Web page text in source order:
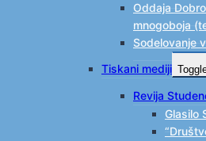
Oddaja
mnogoboja
Sodelovanje
Tiskani mediji
Revija
Glasilo